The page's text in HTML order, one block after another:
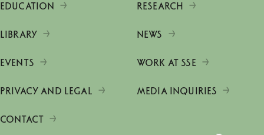
EDUCATION RESEARCH
LIBRARY NEWS
EVENTS WORK AT SSE
PRIVACY AND LEGAL MEDIA INQUIRIES
CONTACT